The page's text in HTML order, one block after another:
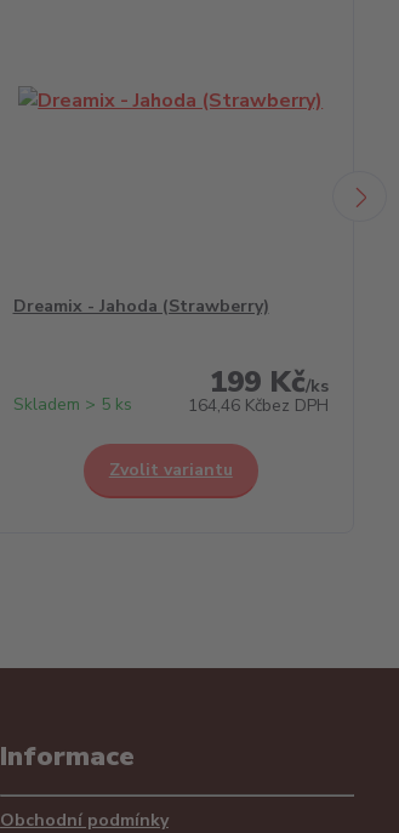
Dreamix - Jahoda (Strawberry)
199 Kč/ks
164,46 Kčbez DPH
Skladem > 5 ks
Zvolit variantu
Informace
Obchodní podmínky